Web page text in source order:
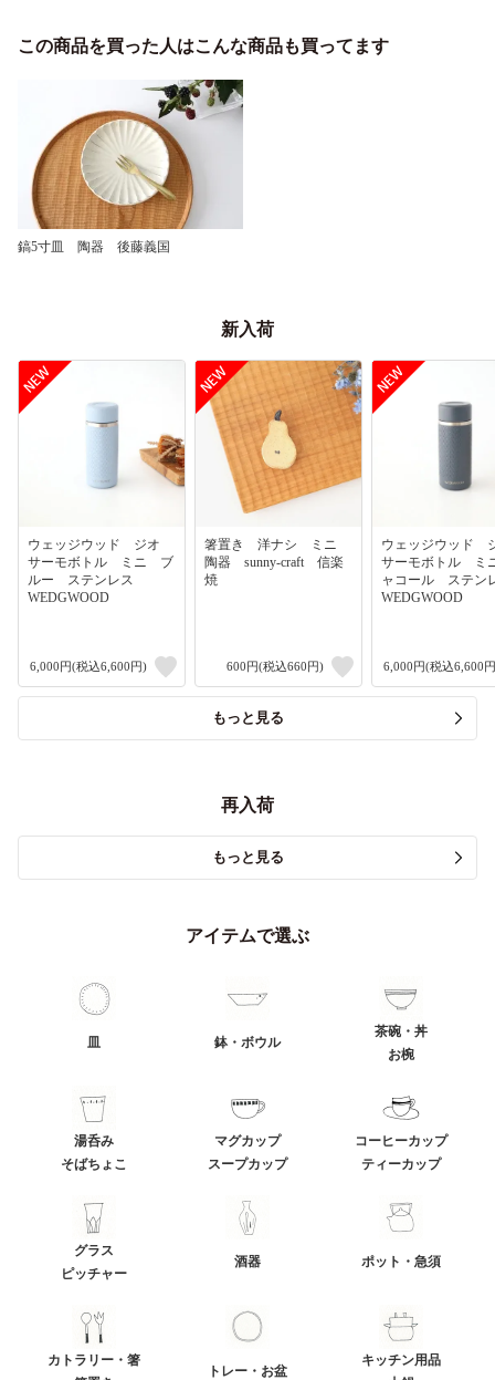
この商品を買った人はこんな商品も買ってます
鎬5寸皿 陶器 後藤義国
新入荷
ウェッジウッド ジオ
サーモボトル ミニ ブ
ルー ステンレス
WEDGWOOD
6,000円(税込6,600円)
箸置き 洋ナシ ミニ
陶器 sunny-craft 信楽
焼
600円(税込660円)
ウェッジウッド
サーモボトル
ャコール ステ
WEDGWOOD
6,000円(税込6,600
もっと見る
再入荷
もっと見る
アイテムで選ぶ
皿 鉢・ボウル
茶碗・丼
お椀
湯呑み
そばちょこ
マグカップ
スープカップ
コーヒーカップ
ティーカップ
グラス
ピッチャー
酒器 ポット・急須
カトラリー・箸
トレー・お盆
キッチン用品